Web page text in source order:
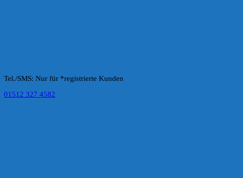
Tel./SMS: Nur für *registrierte Kunden
01512 327 4582